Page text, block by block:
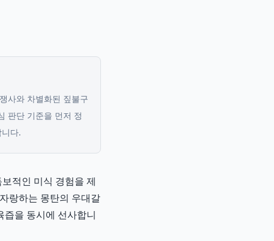
사와 차별화된 짚불구
판단 기준을 먼저 정
다.
적인 미식 경험을 제
랑하는 몽탄의 우대갈
을 동시에 선사합니